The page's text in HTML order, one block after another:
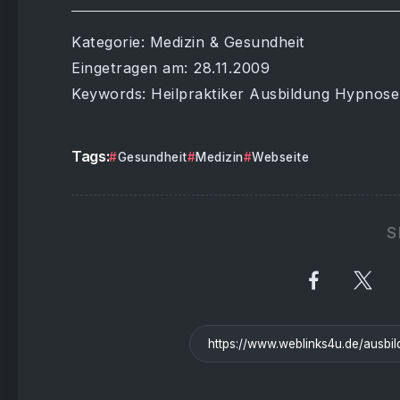
Kategorie: Medizin & Gesundheit
Eingetragen am: 28.11.2009
Keywords: Heilpraktiker Ausbildung Hypnose
Tags: Gesundheit Medizin Webseite